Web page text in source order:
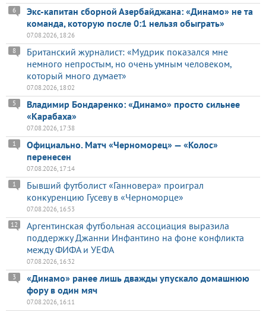
Экс-капитан сборной Азербайджана: «Динамо» не та
команда, которую после 0:1 нельзя обыграть»
6
07.08.2026, 18:26
Британский журналист: «Мудрик показался мне
немного непростым, но очень умным человеком,
который много думает»
8
07.08.2026, 18:02
Владимир Бондаренко: «Динамо» просто сильнее
«Карабаха»
5
07.08.2026, 17:38
Официально. Матч «Черноморец» — «Колос»
перенесен
1
07.08.2026, 17:14
Бывший футболист «Ганновера» проиграл
конкуренцию Гусеву в «Черноморце»
1
07.08.2026, 16:53
Аргентинская футбольная ассоциация выразила
поддержку Джанни Инфантино на фоне конфликта
между ФИФА и УЕФА
12
07.08.2026, 16:32
«Динамо» ранее лишь дважды упускало домашнюю
фору в один мяч
3
07.08.2026, 16:11